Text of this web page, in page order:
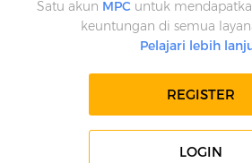
Satu akun MPC untuk
keuntungan di semua
Pelajari lebih
REGISTER
LOGIN